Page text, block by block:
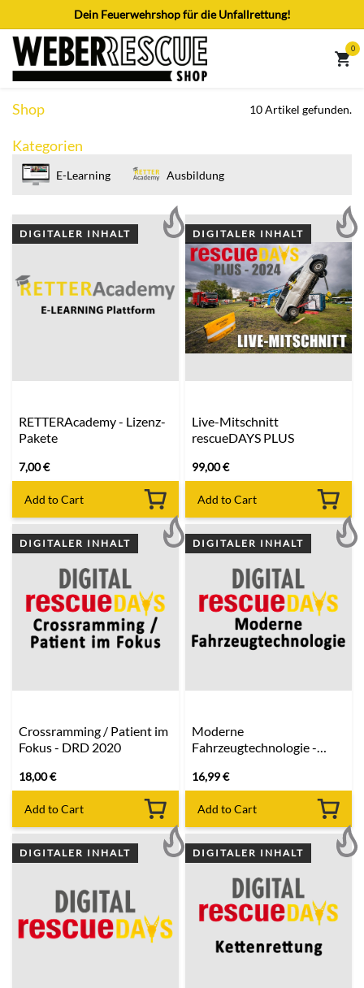
Zum Inhalt springenDein Feuerwehrshop für die Unfallrettung!
0
Shop 10 Artikel gefunden.
Kategorien
E-Learning Ausbildung
DIGITALER INHALT
RETTERAcademy - Lizenz-
Pakete
7,00€
Add to Cart
DIGITALER INHALT
Live-Mitschnitt
rescueDAYS PLUS
99,00€
Add to Cart
DIGITALER INHALT
Crossramming / Patient im
Fokus - DRD 2020
18,00€
Add to Cart
DIGITALER INHALT
Moderne
Fahrzeugtechnologie -
16,99€
Add to Cart
DIGITALER INHALT DIGITALER INHALT